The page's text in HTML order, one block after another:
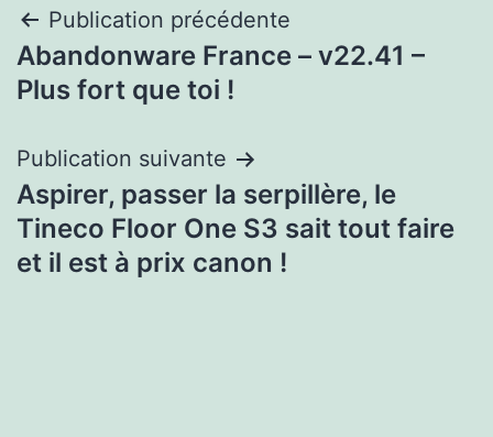
Navigation
de
Publication précédente
Abandonware France – v22.41 –
Plus fort que toi !
Publication suivante
Aspirer, passer la serpillère, le
Tineco Floor One S3 sait tout faire
et il est à prix canon !